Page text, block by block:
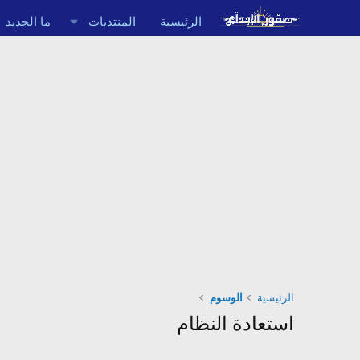
الرئيسية المنتديات ما الجديد
الرئيسية الوسوم
استعادة النظام